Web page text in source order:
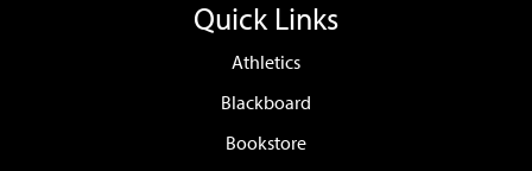
Quick Links
Athletics
Blackboard
Bookstore